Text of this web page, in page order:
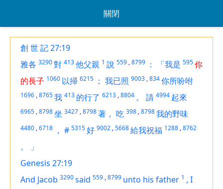
關閉
創 世 記 27:19
雅各 3290對 413他父親 1 說 559 ,8799 ： 「我是 595你
的長子 1060 以掃 6215 ； 我已照 9003 ,834你所吩咐
1696 ,8765我 413 的行了 6213 ,8804 。 請 4994 起來
6965 ,8798坐 3427 ,8798著， 吃 398 ,8798我的野味
4480 ,6718 ， # 5315好 9002 ,5668給我祝福 1288 ,8762
。
」
Genesis 27:19
And Jacob 3290said 559 ,8799 unto his father 1 , I